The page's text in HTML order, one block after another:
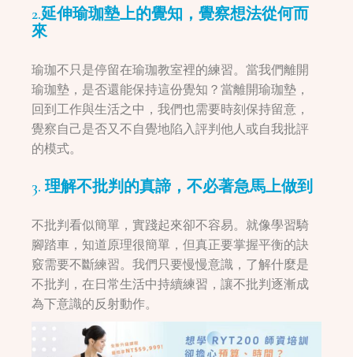
2.延伸瑜珈墊上的覺知，覺察想法從何而
來
瑜珈不只是停留在瑜珈教室裡的練習。當我們離開
瑜珈墊，是否還能保持這份覺知？當離開瑜珈墊，
回到工作與生活之中，我們也需要時刻保持留意，
覺察自己是否又不自覺地陷入評判他人或自我批評
的模式。
3. 理解不批判的真諦，不必著急馬上做到
不批判看似簡單，實踐起來卻不容易。就像學習騎
腳踏車，知道原理很簡單，但真正要掌握平衡的訣
竅需要不斷練習。我們只要慢慢意識，了解什麼是
不批判，在日常生活中持續練習，讓不批判逐漸成
為下意識的反射動作。